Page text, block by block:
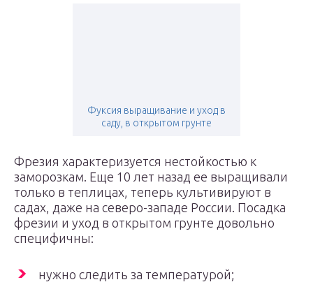
Фуксия выращивание и уход в
саду, в открытом грунте
Фрезия характеризуется нестойкостью к
заморозкам. Еще 10 лет назад ее выращивали
только в теплицах, теперь культивируют в
садах, даже на северо-западе России. Посадка
фрезии и уход в открытом грунте довольно
специфичны:
нужно следить за температурой;